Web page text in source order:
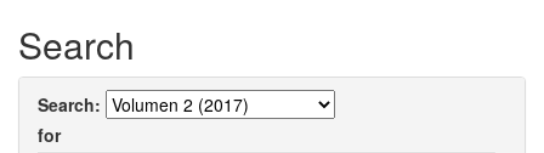
Search
Search:
for